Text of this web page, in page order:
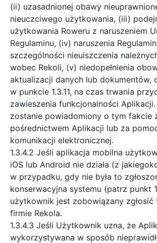
(ii) uzasadnionej obawy
nieuczciwego użytkowania, (iii)
użytkowania Roweru z naruszeniem
Regulaminu, (iv) naruszenia
szczególności nieuiszczenia
wobec Rekoli, (v) niedopełnienia
aktualizacji danych lub dokumentów,
w punkcie 1.3.11, na czas trwania
zawieszenia funkcjonalności
zostanie powiadomiony o tym fakcie
pośrednictwem Aplikacji lub za
komunikacji elektronicznej.
1.3.4.2 Jeśli aplikacja mobilna
iOS lub Android nie działa (z
w przypadku, gdy nie była to
konserwacyjna systemu (patrz punkt
użytkownik jest zobowiązany zgłosić
firmie Rekola.
1.3.4.3 Jeśli Użytkownik uzna, że
wykorzystywana w sposób